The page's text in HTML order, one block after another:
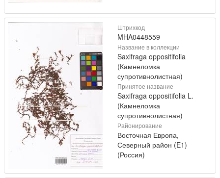
Штрихкод
MHA0448559
Название в коллекции
Saxifraga oppositifolia
(Камнеломка
супротивнолистная)
Принятое название
Saxifraga oppositifolia L.
(Камнеломка
супротивнолистная)
Районирование
Восточная Европа,
Северный район (E1)
(Россия)